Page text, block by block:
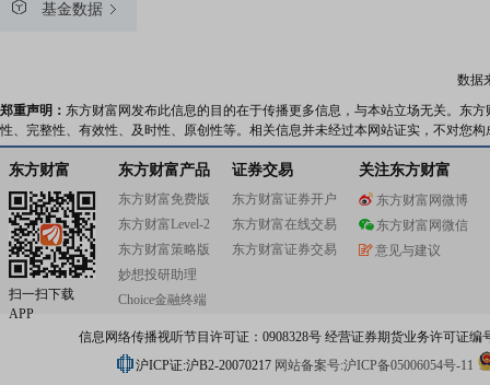
基金数据
数据
郑重声明： 东方财富网发布此信息的目的在于传播更多信息，与本站立场无关。东
性、完整性、有效性、及时性、原创性等。相关信息并未经过本网站证实，不对您
东方财富
扫一扫下载
APP
东方财富产品
东方财富免费版
东方财富Level-2
东方财富策略版
妙想投研助理
Choice金融终端
证券交易
东方财富证券开户
东方财富在线交易
东方财富证券交易
关注东方财富
东方财富网微博
东方财富网微信
意见与建议
信息网络传播视听节目许可证：0908328号 经营证券期货业务许可证编
沪ICP证:沪B2-20070217 网站备案号:沪ICP备05006054号-11